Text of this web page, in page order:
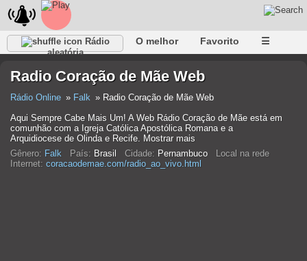
Rádio
aleatória
O melhor Favorito ☰
Radio Coração de Mãe Web
Rádio Online Falk
Radio Coração de Mãe Web
Aqui Sempre Cabe Mais Um! A Web Rádio Coração de Mãe está em
comunhão com a Igreja Católica Apostólica Romana e a
Arquidiocese de Olinda e Recife. Mostrar mais
Gênero: Falk País: Brasil Cidade: Pernambuco
Local na rede
Internet: coracaodemae.com/radio_ao_vivo.html